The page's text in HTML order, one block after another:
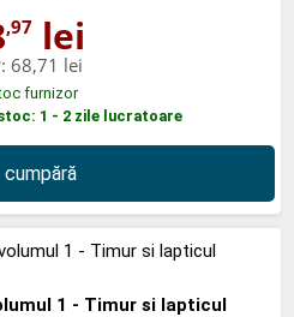
,97 lei
68,71 lei
furnizor
1 - 2 zile lucratoare
cumpără
1 - Timur si lapticul